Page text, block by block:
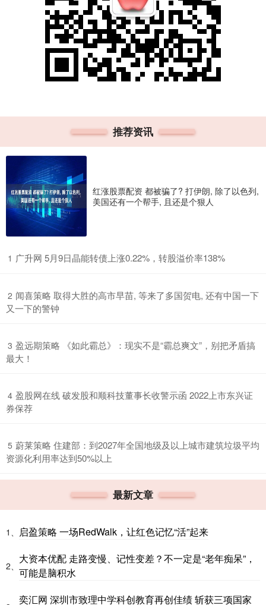
推荐资讯
红涨股票配资 都被骗了? 打伊朗, 除了以色列,
美国还有一个帮手, 且还是个狠人
1 ​广升网 5月9日晶能转债上涨0.22%，转股溢价率138%
2 ​闻喜策略 取得大胜的高市早苗, 等来了多国贺电, 还有中国一下
又一下的警钟
3 ​盈远期策略 《如此霸总》：现实不是“霸总爽文”，别把矛盾搞
最大！
4 ​盈股网在线 破发股和顺科技董事长收警示函 2022上市东兴证
券保荐
5 ​蔚莱策略 住建部：到2027年全国地级及以上城市建筑垃圾平均
资源化利用率达到50%以上
最新文章
1、 启盈策略 一场RedWalk，让红色记忆“活”起来
2、
大资本优配 走路变慢、记性变差？不一定是“老年痴呆”，
可能是脑积水
奕汇网 深圳市致理中学科创教育再创佳绩 斩获三项国家